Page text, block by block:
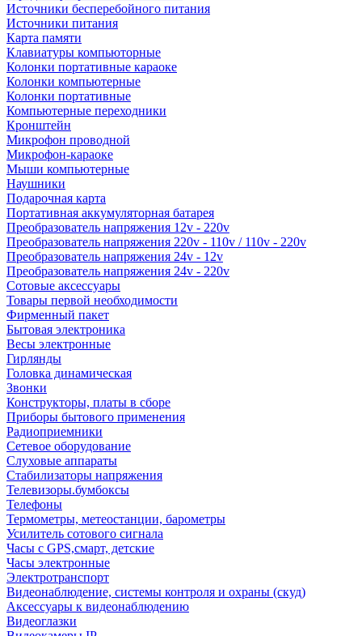
Источники бесперебойного питания
Источники питания
Карта памяти
Клавиатуры компьюторные
Колонки портативные караоке
Колонки компьютерные
Колонки портативные
Компьютерные переходники
Кронштейн
Микрофон проводной
Микрофон-караоке
Мыши компьютерные
Наушники
Подарочная карта
Портативная аккумуляторная батарея
Преобразователь напряжения 12v - 220v
Преобразователь напряжения 220v - 110v / 110v - 220v
Преобразователь напряжения 24v - 12v
Преобразователь напряжения 24v - 220v
Сотовые аксессуары
Товары первой необходимости
Фирменный пакет
Бытовая электроника
Весы электронные
Гирлянды
Головка динамическая
Звонки
Конструкторы, платы в сборе
Приборы бытового применения
Радиоприемники
Сетевое оборудование
Слуховые аппараты
Стабилизаторы напряжения
Телевизоры.бумбоксы
Телефоны
Термометры, метеостанции, барометры
Усилитель сотового сигнала
Часы с GPS,смарт, детские
Часы электронные
Электротранспорт
Видеонаблюдение, системы контроля и охраны (скуд)
Аксессуары к видеонаблюдению
Видеоглазки